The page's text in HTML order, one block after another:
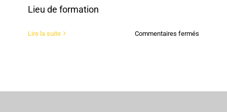
Lieu de formation
Lire la suite Commentaires fermés